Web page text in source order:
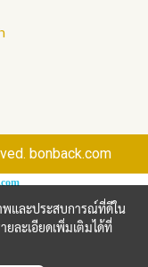
bonback.com
พและประสบการณ์ที่ดีใน
ยละเอียดเพิ่มเติมได้ที่